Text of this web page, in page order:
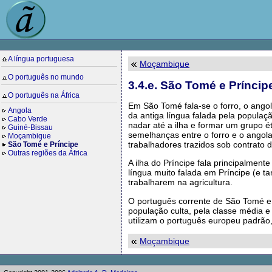
A língua portuguesa
O português no mundo
O português na África
Angola
Cabo Verde
Guiné-Bissau
Moçambique
São Tomé e Príncipe
Outras regiões da África
Moçambique
3.4.e. São Tomé e
Em São Tomé fala-se o forro, o
da antiga língua falada pela
nadar até a ilha e formar um grupo
semelhanças entre o forro e o
trabalhadores trazidos sob contrato
A ilha do Príncipe fala
língua muito falada em Príncipe (e
trabalharem na agricultura.
O português corrente de São Tomé
população culta, pela classe média
utilizam o português europeu
Moçambique